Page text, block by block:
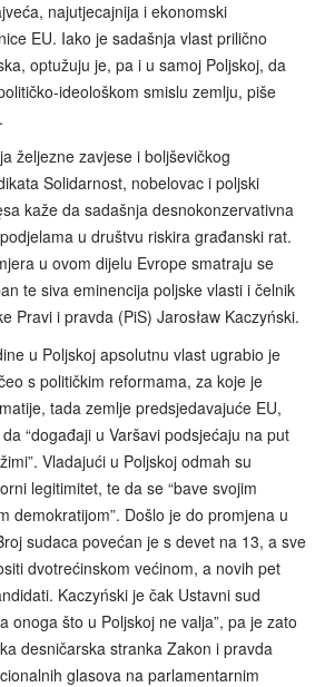
najutjecajnija i ekonomski
EU. Iako je sadašnja vlast prilično
optužuju je, pa i u samoj Poljskoj, da
smislu zemlju, piše
.
željezne zavjese i boljševičkog
Solidarnost, nobelovac i poljski
kaže da sadašnja desnokonzervativna
u društvu riskira građanski rat.
u ovom dijelu Evrope smatraju se
te siva eminencija poljske vlasti i čelnik
Pravi i pravda (PiS) Jarosław Kaczyński.
u Poljskoj apsolutnu vlast ugrabio je
s političkim reformama, za koje je
tada zemlje predsjedavajuće EU,
“događaji u Varšavi podsjećaju na put
Vladajući u Poljskoj odmah su
legitimitet, te da se “bave svojim
demokratijom”. Došlo je do promjena u
sudaca povećan je s devet na 13, a sve
dvotrećinskom većinom, a novih pet
Kaczyński je čak Ustavni sud
onoga što u Poljskoj ne valja”, pa je zato
desničarska stranka Zakon i pravda
glasova na parlamentarnim